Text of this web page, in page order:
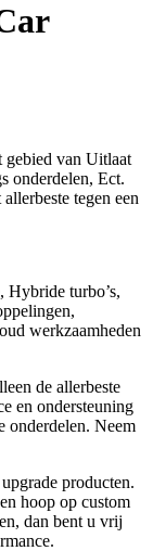
gebied van Uitlaat
onderdelen, Ect.
tegen een
Hybride turbo’s,
werkzaamheden
de allerbeste
en ondersteuning
onderdelen. Neem
producten.
hoop op custom
dan bent u vrij